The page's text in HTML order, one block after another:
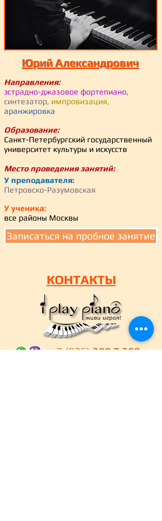
Юрий Александрович
Направления:
эстрадно-джазовое фортепиано,
синтезатор, импровизация,
аранжировка
Образование:
Санкт-Петербургский государственный
университет культуры и искусств
Место проведения занятий:
У преподавателя:
Петровско-Разумовская
У ученика:
все районы Москвы
Записаться на пробное занятие
КОНТАКТЫ
+7 (926)399 7 399